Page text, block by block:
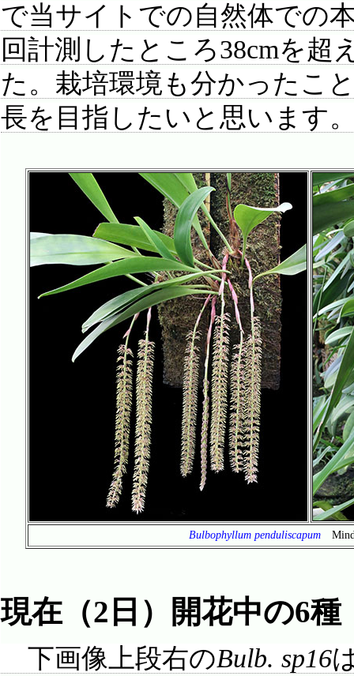
で当サイトでの自然体での
回計測したところ38cmを
た。栽培環境も分かったこ
長を目指したいと思います
Bulbophyllum penduliscapum
現在（2日）開花中の6種
下画像上段右のBulb. sp16